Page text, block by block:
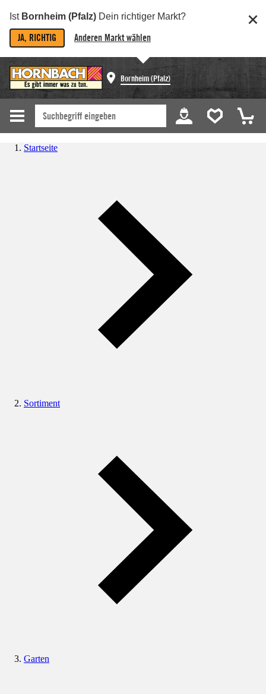
Ist Bornheim (Pfalz) Dein richtiger Markt?
JA, RICHTIG Anderen Markt wählen
Bornheim (Pfalz)
Startseite
Sortiment
Garten